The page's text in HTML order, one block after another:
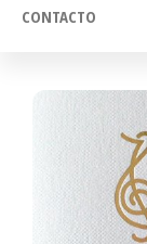
CONTACTO